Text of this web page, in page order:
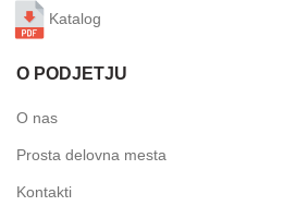
Katalog
O PODJETJU
O nas
Prosta delovna mesta
Kontakti